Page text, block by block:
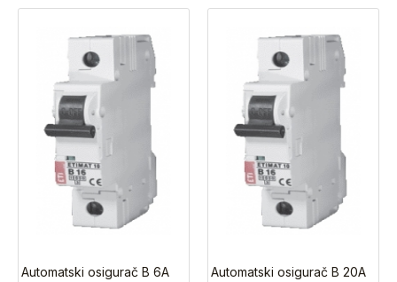
Automatski osigurač B 6A
Automatski osigurač B 20A